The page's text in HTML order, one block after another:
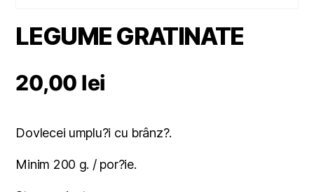
LEGUME GRATINATE
20,00 lei
Dovlecei umplu?i cu brânz?.
Minim 200 g. / por?ie.